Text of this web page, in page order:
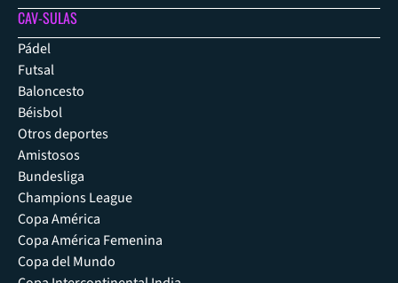
CAV-SULAS
Pádel
Futsal
Baloncesto
Béisbol
Otros deportes
Amistosos
Bundesliga
Champions League
Copa América
Copa América Femenina
Copa del Mundo